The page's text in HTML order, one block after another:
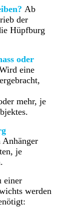
Ab
der
Hüpfburg
oder
eine
mehr, je
je
einer
werden